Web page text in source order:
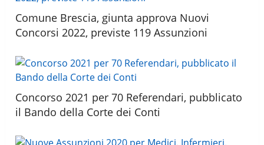
Comune Brescia, giunta approva Nuovi
Concorsi 2022, previste 119 Assunzioni
Concorso 2021 per 70 Referendari, pubblicato
il Bando della Corte dei Conti